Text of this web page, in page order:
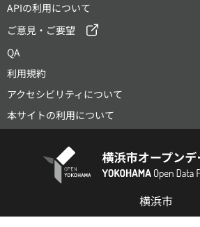
APIの利用について
ご意見・ご要望
QA
利用規約
アクセシビリティについて
本サイトの利用について
横浜市